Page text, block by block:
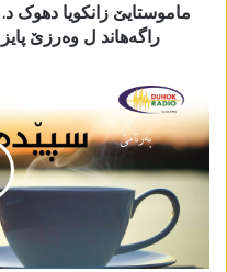
ماموستایێ زانکویا دھوک
راگەھاند ل وەرزێ